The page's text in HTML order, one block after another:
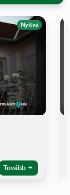
Nyitva
Tovább